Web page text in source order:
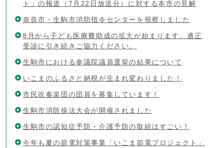
ト」の報道（7月22日放送分）に対する本市の見解
奈良市・生駒市消防指令センターを視察しました
8月から子ども医療費助成の拡大が始まります。適正
受診に引き続きご協力ください。
生駒市における参議院議員選挙の結果について
いこまのふるさと納税が生まれ変わりました！
市民吹奏楽団の団員を募集しています！
生駒市消防操法大会が開催されました
生駒市の認知症予防・介護予防の取組はすごい！
今年も夏の節電対策事業「いこま節電プロジェクト」